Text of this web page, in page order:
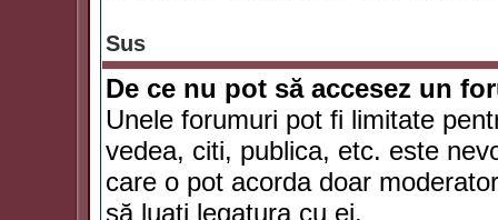
Sus
De ce nu pot să accesez un
Unele forumuri pot fi limitate
vedea, citi, publica, etc. este
care o pot acorda doar
să luaţi legatura cu ei.